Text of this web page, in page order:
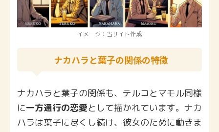
イメージ：当サイト作成
ナカハラと葉子の関係の特徴
ナカハラと葉子の関係も、テルコとマモル同様
に一方通行の恋愛として描かれています。ナカ
ハラは葉子に尽くし続け、彼女のために動きま